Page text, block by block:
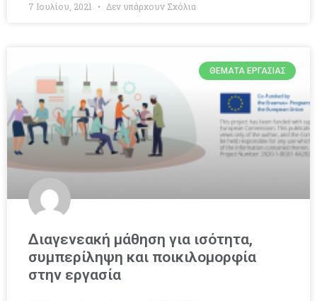
7 Ιουλίου, 2021 Δεν υπάρχουν Σχόλια
ΘΈΜΑΤΑ ΕΡΓΑΣΊΑΣ
Διαγενεακή μάθηση για ισότητα,
συμπερίληψη και ποικιλομορφία
στην εργασία